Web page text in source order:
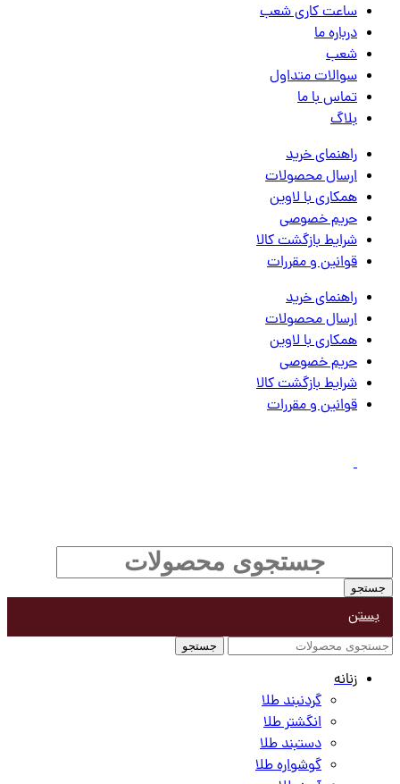
ساعت کاری شعب
درباره ما
شعب
سوالات متداول
تماس با ما
بلاگ
راهنمای خرید
ارسال محصولات
همکاری با لاوین
حریم خصوصی
شرایط بازگشت کالا
قوانین و مقررات
راهنمای خرید
ارسال محصولات
همکاری با لاوین
حریم خصوصی
شرایط بازگشت کالا
قوانین و مقررات
جستجو
بستن
جستجو
زنانه
گردنبند طلا
انگشتر طلا
دستبند طلا
گوشواره طلا